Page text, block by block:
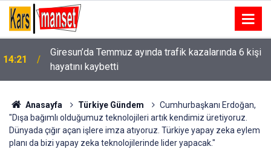
14:21
Giresun’da Temmuz ayında trafik kazalarında 6 kişi
hayatını kaybetti
Anasayfa Türkiye Gündem
Cumhurbaşkanı Erdoğan,
"Dışa bağımlı olduğumuz teknolojileri artık kendimiz üretiyoruz.
Dünyada çığır açan işlere imza atıyoruz. Türkiye yapay zeka eylem
planı da bizi yapay zeka teknolojilerinde lider yapacak."